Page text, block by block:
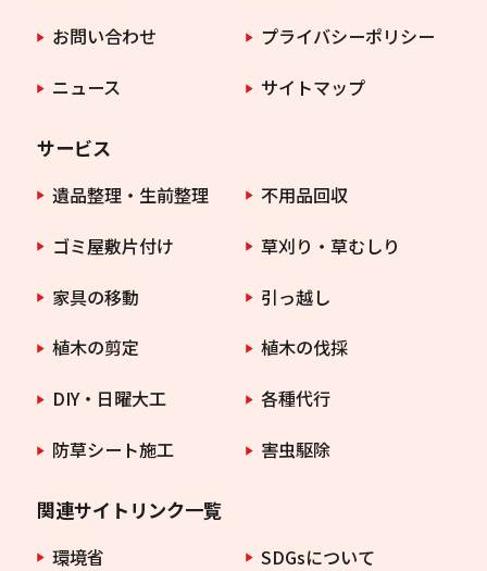
お問い合わせ
プライバシーポリシー
ニュース
サイトマップ
サービス
遺品整理・生前整理
不用品回収
ゴミ屋敷片付け
草刈り・草むしり
家具の移動
引っ越し
植木の剪定
植木の伐採
DIY・日曜大工
各種代行
防草シート施工
害虫駆除
関連サイトリンク一覧
環境省
SDGsについて